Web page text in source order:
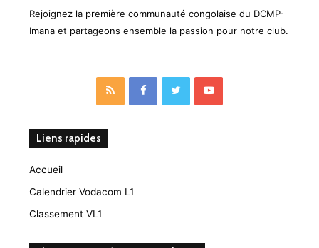
Rejoignez la première communauté congolaise du DCMP-
Imana et partageons ensemble la passion pour notre club.
RSS FacebookTwitterYouTube
Liens rapides
Accueil
Calendrier Vodacom L1
Classement VL1